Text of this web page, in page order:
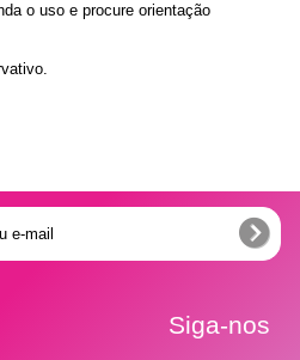
o uso e procure orientação
Siga-nos